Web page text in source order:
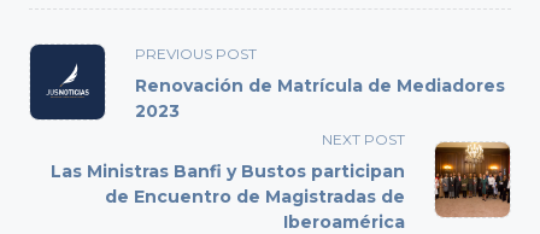
<span
class="nav-
subtitle
reader-
text">Page</span>
PREVIOUS POST
Renovación de Matrícula de Mediadores
2023
NEXT POST
Las Ministras Banfi y Bustos participan
de Encuentro de Magistradas de
Iberoamérica